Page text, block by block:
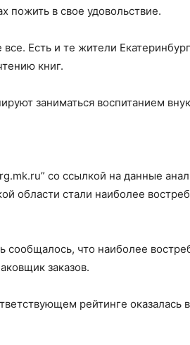
пожить в свое удовольствие.
Есть и те жители
книг.
заниматься воспитанием
со ссылкой на данные
области стали наиболее
сообщалось, что наиболее
заказов.
рейтинге оказалась